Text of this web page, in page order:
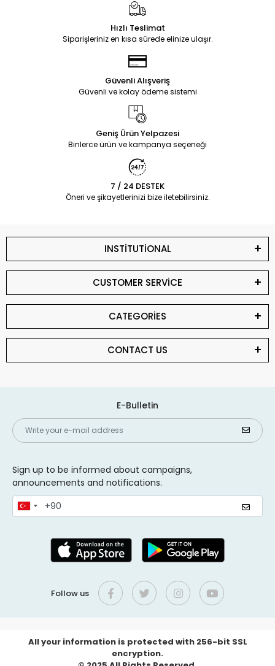
Hızlı Teslimat
Siparişleriniz en kısa sürede elinize ulaşır.
Güvenli Alışveriş
Güvenli ve kolay ödeme sistemi
Geniş Ürün Yelpazesi
Binlerce ürün ve kampanya seçeneği
7 / 24 DESTEK
Öneri ve şikayetlerinizi bize iletebilirsiniz.
INSTİTUTİONAL
CUSTOMER SERVİCE
CATEGORİES
CONTACT US
E-Bulletin
Sign up to be informed about campaigns,
announcements and notifications.
Follow us
All your information is protected with 256-bit SSL
encryption.